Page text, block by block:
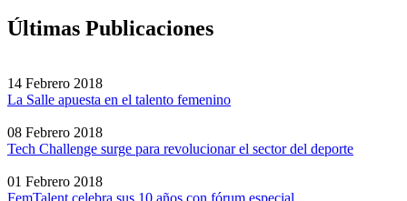
Últimas Publicaciones
14 Febrero 2018
La Salle apuesta en el talento femenino
08 Febrero 2018
Tech Challenge surge para revolucionar el sector del deporte
01 Febrero 2018
FemTalent celebra sus 10 años con fórum especial